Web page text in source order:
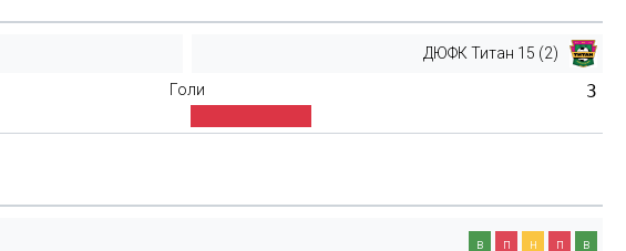
ДЮФК Титан 15 (2)
Голи 3
в п н п в